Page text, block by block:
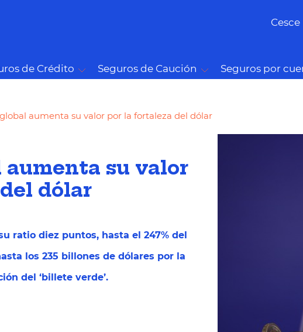
Cesce
de Crédito Seguros de Caución Seguros por
aumenta su valor por la fortaleza del dólar
aumenta su valor
dólar
ratio diez puntos, hasta el 247% del
los 235 billones de dólares por la
del ‘billete verde’.